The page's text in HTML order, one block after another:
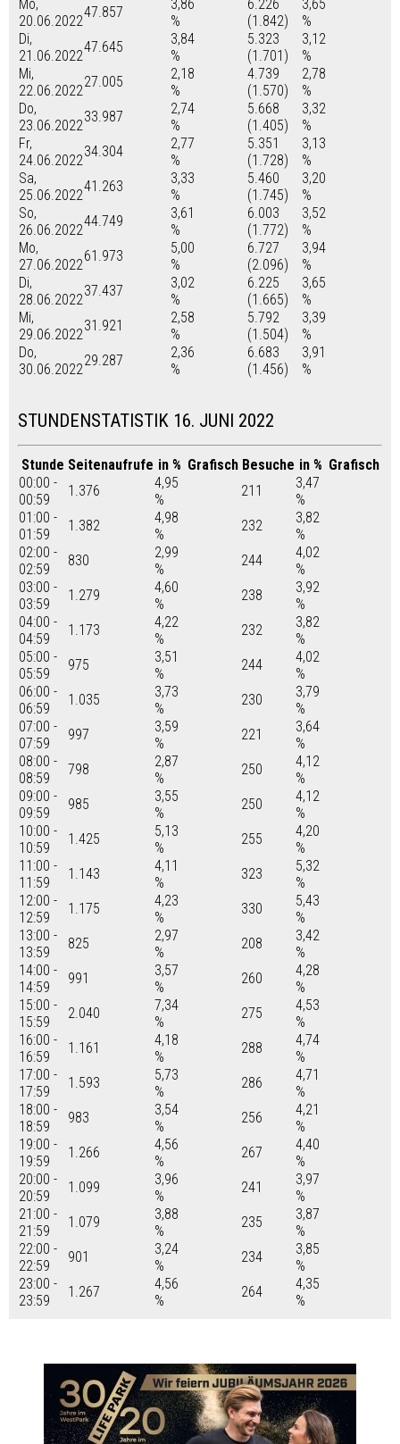
Mo,
20.06.2022
47.857
3,86
%
6.226
(1.842)
3,65
%
Di,
21.06.2022
47.645
3,84
%
5.323
(1.701)
3,12
%
Mi,
22.06.2022
27.005
2,18
%
4.739
(1.570)
2,78
%
Do,
23.06.2022
33.987
2,74
%
5.668
(1.405)
3,32
%
Fr,
24.06.2022
34.304
2,77
%
5.351
(1.728)
3,13
%
Sa,
25.06.2022
41.263
3,33
%
5.460
(1.745)
3,20
%
So,
26.06.2022
44.749
3,61
%
6.003
(1.772)
3,52
%
Mo,
27.06.2022
61.973
5,00
%
6.727
(2.096)
3,94
%
Di,
28.06.2022
37.437
3,02
%
6.225
(1.665)
3,65
%
Mi,
29.06.2022
31.921
2,58
%
5.792
(1.504)
3,39
%
Do,
30.06.2022
29.287
2,36
%
6.683
(1.456)
3,91
%
STUNDENSTATISTIK 16. JUNI 2022
Stunde Seitenaufrufe in % Grafisch Besuche in % Grafisch
00:00 -
00:59
1.376
4,95
%
211
3,47
%
01:00 -
01:59
1.382
4,98
%
232
3,82
%
02:00 -
02:59
830
2,99
%
244
4,02
%
03:00 -
03:59
1.279
4,60
%
238
3,92
%
04:00 -
04:59
1.173
4,22
%
232
3,82
%
05:00 -
05:59
975
3,51
%
244
4,02
%
06:00 -
06:59
1.035
3,73
%
230
3,79
%
07:00 -
07:59
997
3,59
%
221
3,64
%
08:00 -
08:59
798
2,87
%
250
4,12
%
09:00 -
09:59
985
3,55
%
250
4,12
%
10:00 -
10:59
1.425
5,13
%
255
4,20
%
11:00 -
11:59
1.143
4,11
%
323
5,32
%
12:00 -
12:59
1.175
4,23
%
330
5,43
%
13:00 -
13:59
825
2,97
%
208
3,42
%
14:00 -
14:59
991
3,57
%
260
4,28
%
15:00 -
15:59
2.040
7,34
%
275
4,53
%
16:00 -
16:59
1.161
4,18
%
288
4,74
%
17:00 -
17:59
1.593
5,73
%
286
4,71
%
18:00 -
18:59
983
3,54
%
256
4,21
%
19:00 -
19:59
1.266
4,56
%
267
4,40
%
20:00 -
20:59
1.099
3,96
%
241
3,97
%
21:00 -
21:59
1.079
3,88
%
235
3,87
%
22:00 -
22:59
901
3,24
%
234
3,85
%
23:00 -
23:59
1.267
4,56
%
264
4,35
%